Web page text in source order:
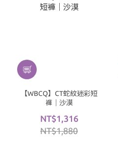
【WBCQ】CT蛇紋迷彩短
褲｜沙漠
NT$1,316
NT$1,880